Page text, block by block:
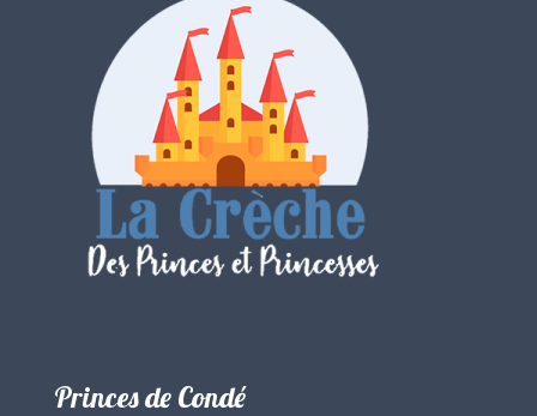
Princes de Condé